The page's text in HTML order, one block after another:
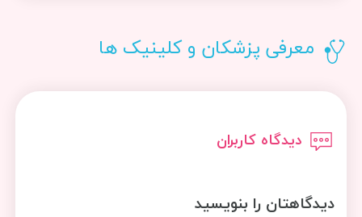
معرفی پزشکان و کلینیک ها
دیدگاه کاربران
دیدگاهتان را بنویسید